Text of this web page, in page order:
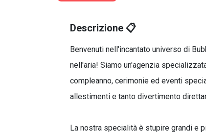
Descrizione 📋
Benvenuti nell'incantato universo di
nell'aria! Siamo un'agenzia
compleanno, cerimonie ed eventi
allestimenti e tanto divertimento
La nostra specialità è stupire grandi e